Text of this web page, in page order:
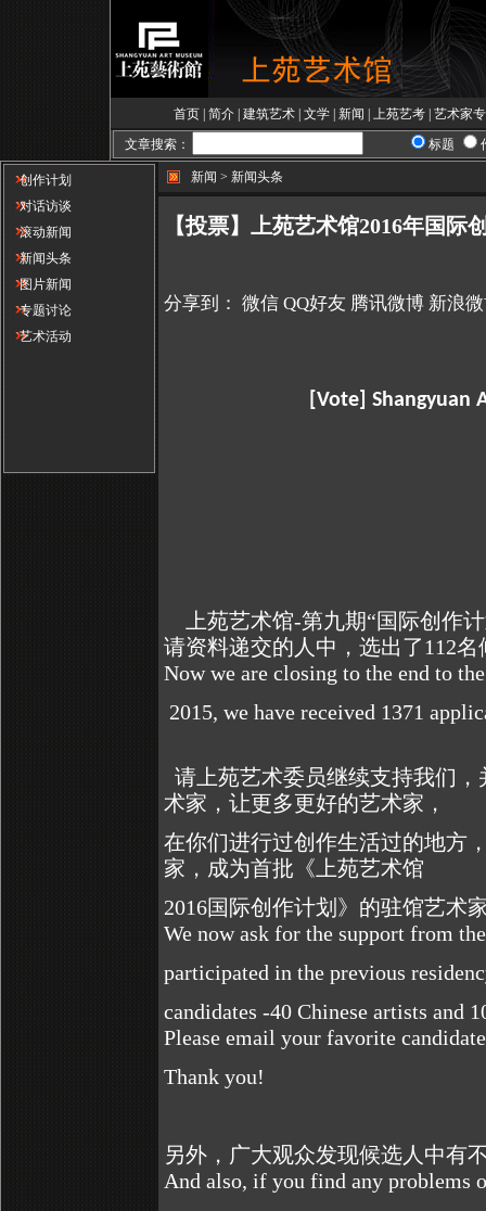
首页 简介 建筑艺术 文学 新闻 上苑艺考 艺术家
文章搜索：
标题
创作计划
对话访谈
滚动新闻
新闻头条
图片新闻
专题讨论
艺术活动
新闻 > 新闻头条
【投票】上苑艺术馆2016年国际
分享到： 微信 QQ好友 腾讯微博 新浪
[Vote] Shangyuan
上苑艺术馆-第九期“国际创作
请资料递交的人中，选出了 112名
Now we are closing to the end to
2015, we have received 1371
请上苑艺术委员继续支持我们
术家，让更多更好的艺术家，
在你们进行过创作生活过的地方
家，成为首批《上苑艺术馆
2016国际创作计划》的驻馆艺术
We now ask for the support from
participated in the previous
candidates -40 Chinese artists and
Please email your favorite
Thank you!
另外，广大观众发现候选人中有
And also, if you find any problems